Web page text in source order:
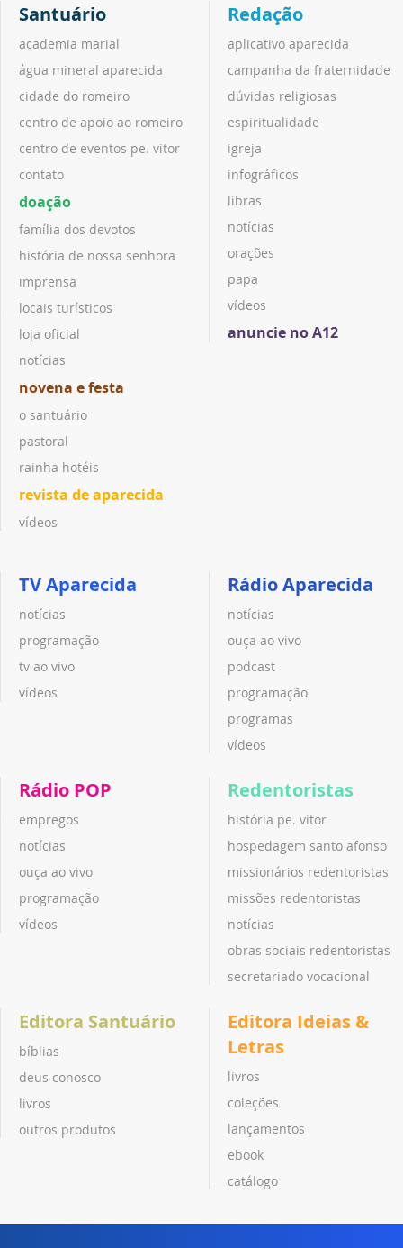
Santuário
academia marial
água mineral aparecida
cidade do romeiro
centro de apoio ao romeiro
centro de eventos pe. vitor
contato
doação
família dos devotos
história de nossa senhora
imprensa
locais turísticos
loja oficial
notícias
novena e festa
o santuário
pastoral
rainha hotéis
revista de aparecida
vídeos
Redação
aplicativo aparecida
campanha da fraternidade
dúvidas religiosas
espiritualidade
igreja
infográficos
libras
notícias
orações
papa
vídeos
anuncie no A12
TV Aparecida
notícias
programação
tv ao vivo
vídeos
Rádio Aparecida
notícias
ouça ao vivo
podcast
programação
programas
vídeos
Rádio POP
empregos
notícias
ouça ao vivo
programação
vídeos
Redentoristas
história pe. vitor
hospedagem santo afonso
missionários redentoristas
missões redentoristas
notícias
obras sociais redentoristas
secretariado vocacional
Editora Santuário
bíblias
deus conosco
livros
outros produtos
Editora Ideias &
Letras
livros
coleções
lançamentos
ebook
catálogo